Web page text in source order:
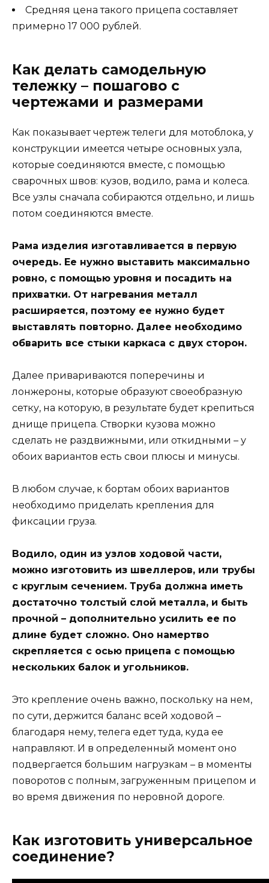
Средняя цена такого прицепа составляет
примерно 17 000 рублей.
Как делать самодельную
тележку – пошагово с
чертежами и размерами
Как показывает чертеж телеги для мотоблока, у
конструкции имеется четыре основных узла,
которые соединяются вместе, с помощью
сварочных швов: кузов, водило, рама и колеса.
Все узлы сначала собираются отдельно, и лишь
потом соединяются вместе.
Рама изделия изготавливается в первую
очередь. Ее нужно выставить максимально
ровно, с помощью уровня и посадить на
прихватки. От нагревания металл
расширяется, поэтому ее нужно будет
выставлять повторно. Далее необходимо
обварить все стыки каркаса с двух сторон.
Далее привариваются поперечины и
лонжероны, которые образуют своеобразную
сетку, на которую, в результате будет крепиться
днище прицепа. Створки кузова можно
сделать не раздвижными, или откидными – у
обоих вариантов есть свои плюсы и минусы.
В любом случае, к бортам обоих вариантов
необходимо приделать крепления для
фиксации груза.
Водило, один из узлов ходовой части,
можно изготовить из швеллеров, или трубы
с круглым сечением. Труба должна иметь
достаточно толстый слой металла, и быть
прочной – дополнительно усилить ее по
длине будет сложно. Оно намертво
скрепляется с осью прицепа с помощью
нескольких балок и угольников.
Это крепление очень важно, поскольку на нем,
по сути, держится баланс всей ходовой –
благодаря нему, телега едет туда, куда ее
направляют. И в определенный момент оно
подвергается большим нагрузкам – в моменты
поворотов с полным, загруженным прицепом и
во время движения по неровной дороге.
Как изготовить универсальное
соединение?